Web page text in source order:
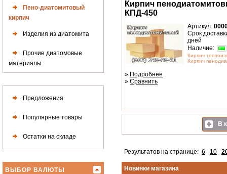
Пено-диатомитовый
кирпич
Изделия из диатомита
Прочие диатомовые
материалы
Предложения
Популярные товары
Остатки на складе
ВЫБОР ВАЛЮТЫ
Кирпич
КПД-450
Артикул:
Срок
дней
Наличие:
Кирпич
Кирпич
» Подробнее
» Сравнить
В
Результатов на странице: 6 10
Новинки магазина